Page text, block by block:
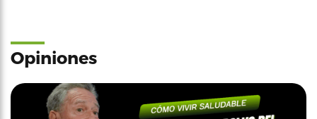
Opiniones